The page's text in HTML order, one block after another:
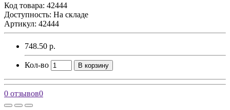
Код товара: 42444
Доступность: На складе
Артикул: 42444
748.50 р.
Кол-во В корзину
0 отзывов0